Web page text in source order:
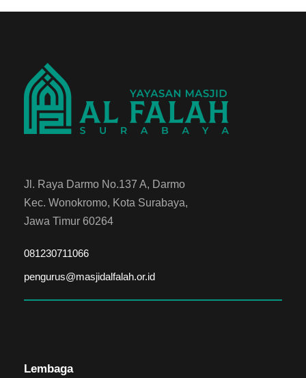
Jl. Raya Darmo No.137 A, Darmo
Kec. Wonokromo, Kota Surabaya,
Jawa Timur 60264
081230711066
pengurus@masjidalfalah.or.id
Lembaga